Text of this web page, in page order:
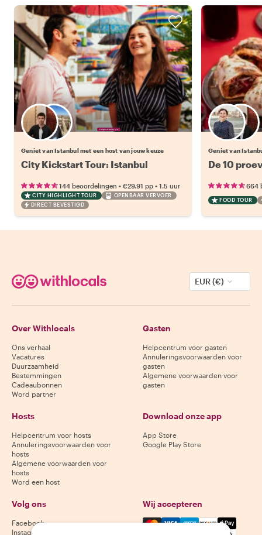
Kies jouw favoriete local
Geniet van Istanbul met een host van jouw keuze
City Kickstart Tour: Istanbul
144 beoordelingen • €29.91 pp • 1.5 uur
CITY HIGHLIGHT TOUR
OPENBAAR VERVOER
DIRECT BEVESTIGD
Geniet van
De 10
664
FOOD TOUR
EUR (€)
Over Withlocals
Ons verhaal
Vacatures
Duurzaamheid
Bestemmingen
Cadeaubonnen
Word partner
Gasten
Helpcentrum voor gasten
Annuleringsvoorwaarden voor
gasten
Algemene voorwaarden voor
gasten
Hosts
Helpcentrum voor hosts
Annuleringsvoorwaarden voor
hosts
Algemene voorwaarden voor
hosts
Word een host
Download onze app
App Store
Google Play Store
Volg ons
Facebook
Instagram
Wij accepteren
Mastercard, Visa, Amex,